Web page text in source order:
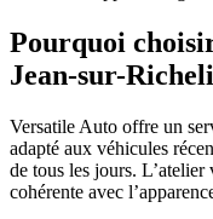
Pourquoi
Jean-sur-
Versatile Auto offre un
adapté aux véhicules
de tous les jours.
cohérente avec